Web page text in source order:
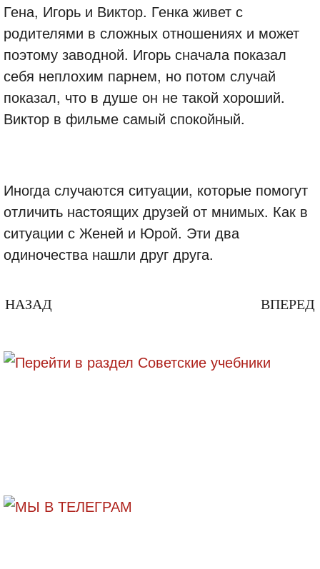
Гена, Игорь и Виктор. Генка живет с
родителями в сложных отношениях и может
поэтому заводной. Игорь сначала показал
себя неплохим парнем, но потом случай
показал, что в душе он не такой хороший.
Виктор в фильме самый спокойный.
Иногда случаются ситуации, которые помогут
отличить настоящих друзей от мнимых. Как в
ситуации с Женей и Юрой. Эти два
одиночества нашли друг друга.
НАЗАД ВПЕРЕД